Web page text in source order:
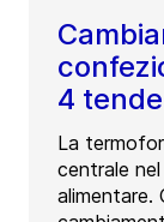
4
La
centrale
alimentare.